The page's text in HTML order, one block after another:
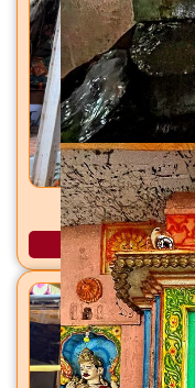
जागमाता शंकर